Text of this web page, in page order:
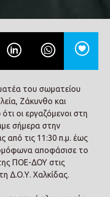
του σωματείου
Ζάκυνθο και
οι εργαζόμενοι στη
σήμερα στην
από τις 11:30 π.μ. έως
αποφάσισε το
ΠΟΕ-ΔΟΥ στις
Δ.Ο.Υ. Χαλκίδας.